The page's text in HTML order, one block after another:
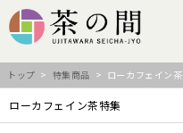
トップ > 特集商品 > ローカフェイン茶
ローカフェイン茶特集